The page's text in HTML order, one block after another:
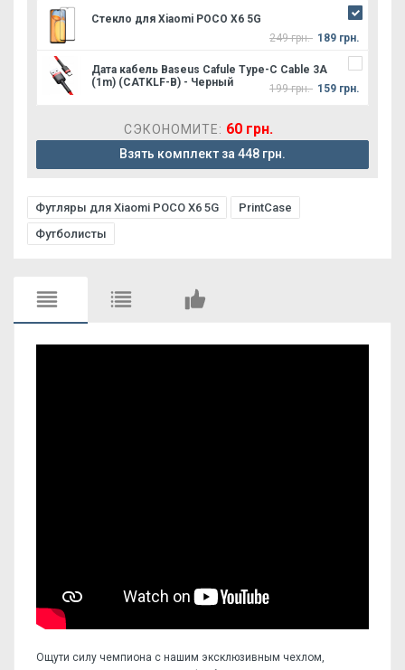
Стекло для Xiaomi POCO X6 5G
249 грн. 189 грн.
Дата кабель Baseus Cafule Type-C Cable 3A
(1m) (CATKLF-B) - Черный
199 грн. 159 грн.
СЭКОНОМИТЕ: 60 грн.
Взять комплект за 448 грн.
Футляры для Xiaomi POCO X6 5G
PrintCase
Футболисты
Ощути силу чемпиона с нашим эксклюзивным чехлом,